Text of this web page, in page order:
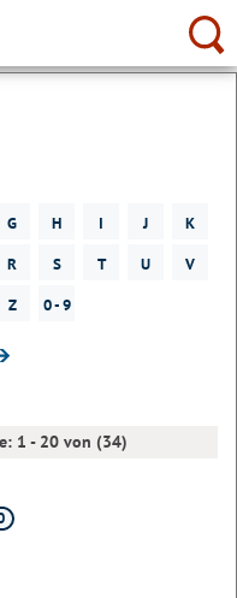
G H I J
K
R S T U
V
Z 0 - 9
1 - 20 von (34)